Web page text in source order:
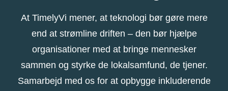
At TimelyVi mener, at teknologi bør gøre mere
end at strømline driften – den bør hjælpe
organisationer med at bringe mennesker
sammen og styrke de lokalsamfund, de tjener.
Samarbejd med os for at opbygge inkluderende